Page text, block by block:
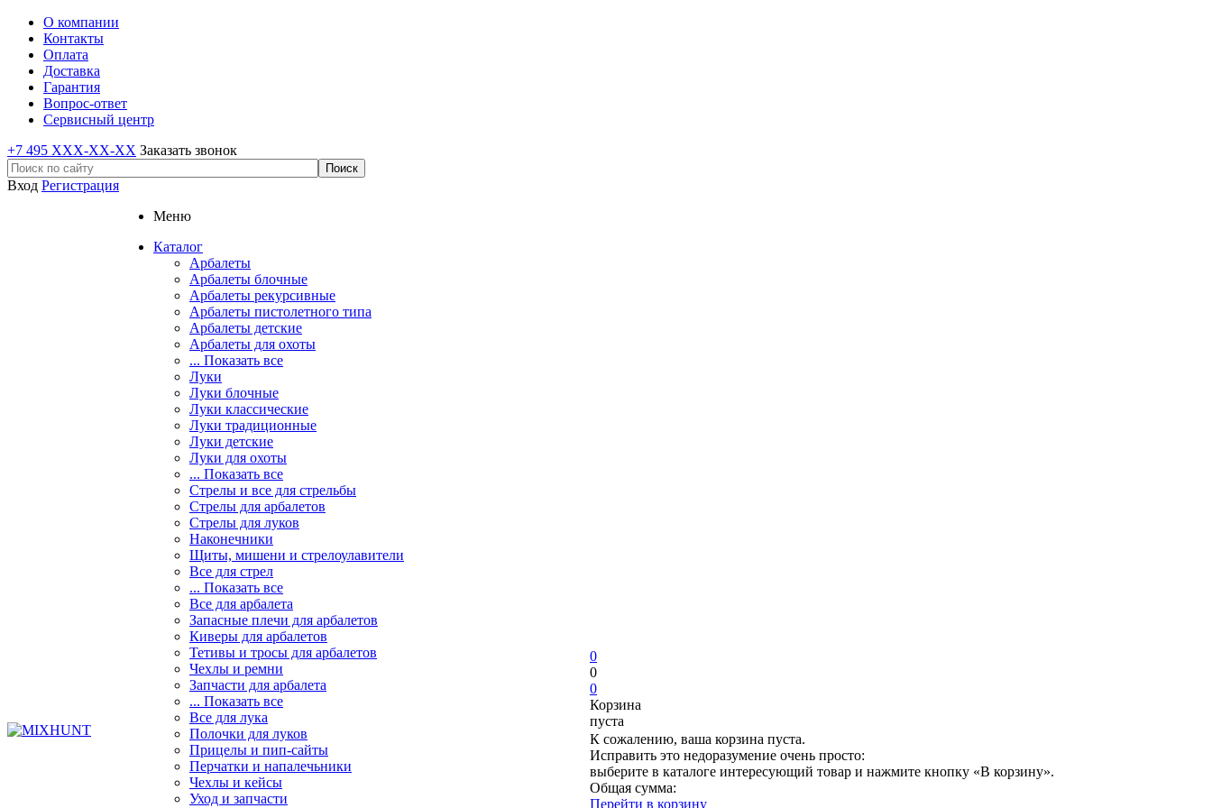
О компании
Контакты
Оплата
Доставка
Гарантия
Вопрос-ответ
Сервисный центр
+7 495 XXX-XX-XX Заказать звонок
Вход Регистрация
Меню
Каталог
Арбалеты
Арбалеты блочные
Арбалеты рекурсивные
Арбалеты пистолетного типа
Арбалеты детские
Арбалеты для охоты
... Показать все
Луки
Луки блочные
Луки классические
Луки традиционные
Луки детские
Луки для охоты
... Показать все
Стрелы и все для стрельбы
Стрелы для арбалетов
Стрелы для луков
Наконечники
Щиты, мишени и стрелоулавители
Все для стрел
... Показать все
Все для арбалета
Запасные плечи для арбалетов
Киверы для арбалетов
Тетивы и тросы для арбалетов
Чехлы и ремни
Запчасти для арбалета
... Показать все
Все для лука
Полочки для луков
Прицелы и пип-сайты
Перчатки и напалечьники
Чехлы и кейсы
Уход и запчасти
0
0
0
Корзина
пуста
К сожалению, ваша корзина пуста.
Исправить это недоразумение очень просто:
выберите в каталоге интересующий товар и нажмите кнопку «В корзину».
Общая сумма:
Перейти в корзину